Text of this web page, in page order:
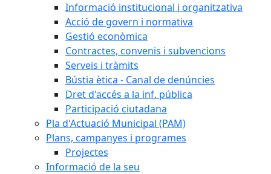
Informació institucional i organitzativa
Acció de govern i normativa
Gestió econòmica
Contractes, convenis i subvencions
Serveis i tràmits
Bústia ètica - Canal de denúncies
Dret d'accés a la inf. pública
Participació ciutadana
Pla d'Actuació Municipal (PAM)
Plans, campanyes i programes
Projectes
Informació de la seu